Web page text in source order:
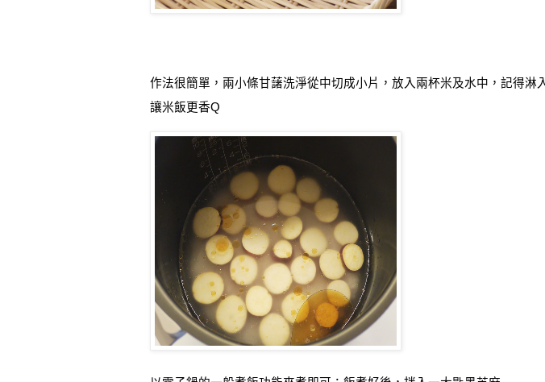
作法很簡單，兩小條甘藷洗淨從中切成小片，放入兩杯米及水中，記得淋
讓米飯更香Q